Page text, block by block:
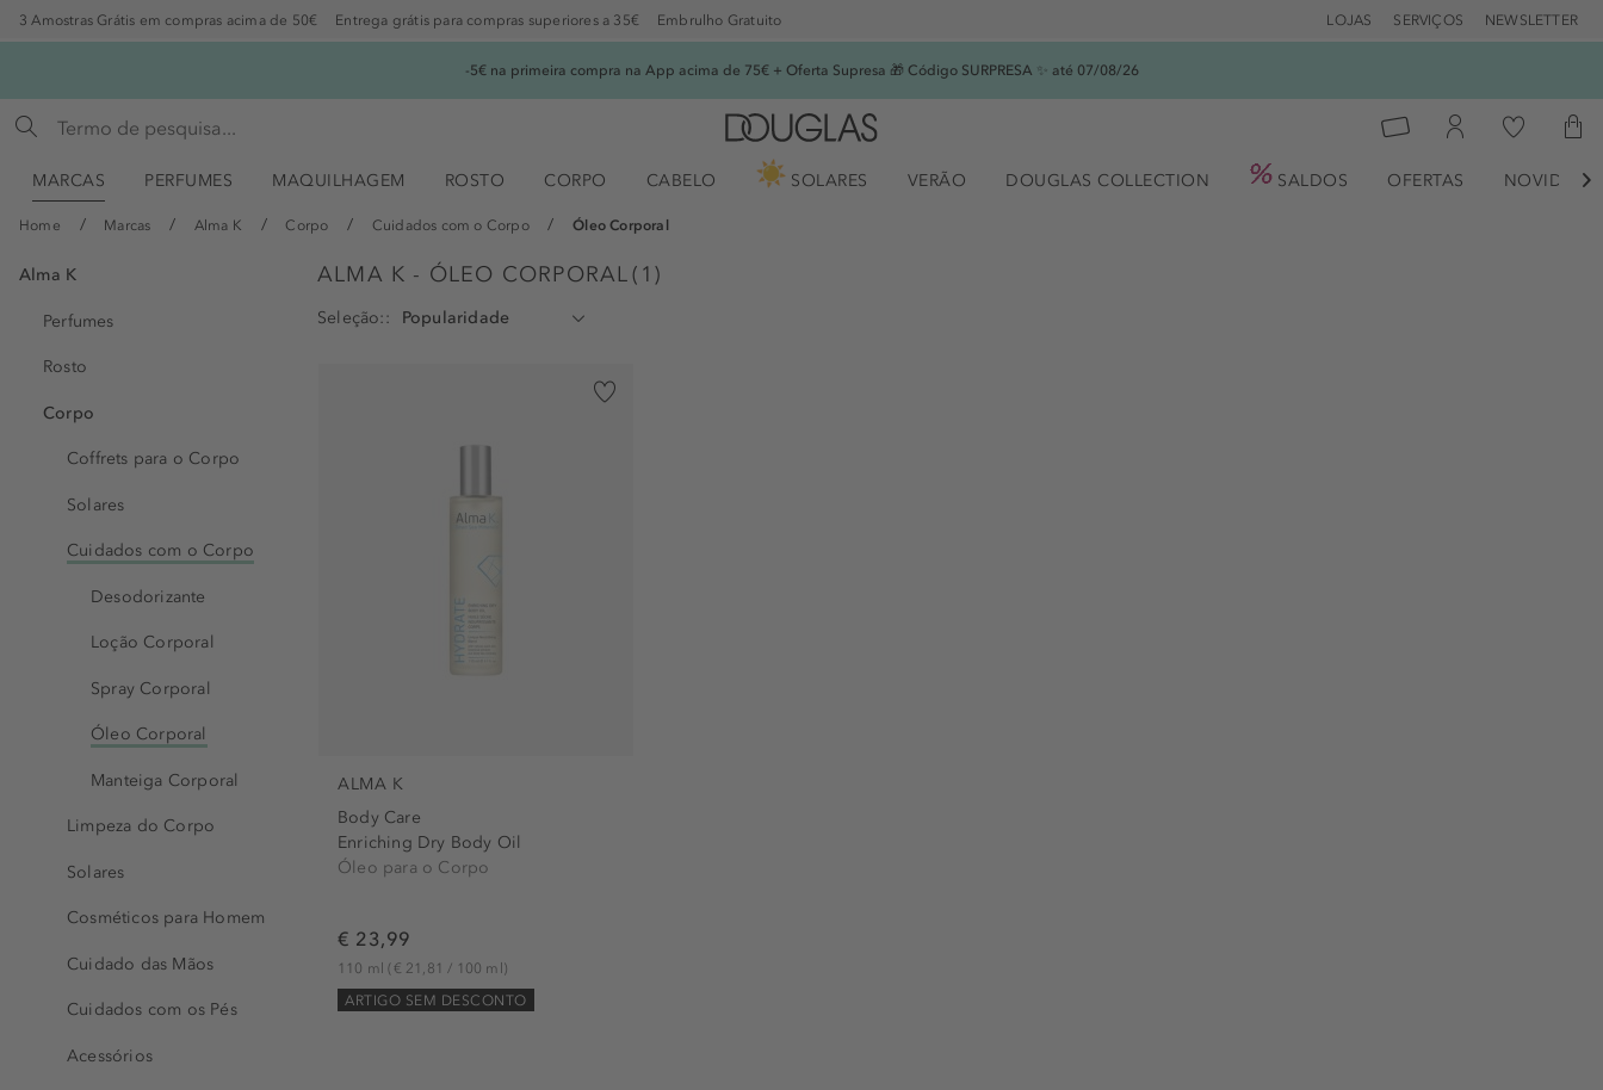
3 Amostras Grátis em compras acima de 50€ Entrega grátis para compras superiores a 35€ Embrulho Gratuito LOJAS SERVIÇOS NEWSLETTER
-5€ na primeira compra na App acima de 75€ + Oferta Supresa 🎁 Código SURPRESA ✨ até 07/08/26
MARCAS PERFUMES MAQUILHAGEM ROSTO CORPO CABELO SOLARES VERÃO DOUGLAS COLLECTION SALDOS OFERTAS 
Home Marcas Alma K Corpo Cuidados com o Corpo Óleo Corporal
Alma K
Perfumes
Rosto
Corpo
Coffrets para o Corpo
Solares
Cuidados com o Corpo
Desodorizante
Loção Corporal
Spray Corporal
Óleo Corporal
Manteiga Corporal
Limpeza do Corpo
Solares
Cosméticos para Homem
Cuidado das Mãos
Cuidados com os Pés
Acessórios
ALMA K - ÓLEO CORPORAL ( 1 )
Seleção:
ALMA K
Body Care
Enriching Dry Body Oil
Óleo para o Corpo
€ 23,99
110 ml(€ 21,81 / 100 ml)
ARTIGO SEM DESCONTO